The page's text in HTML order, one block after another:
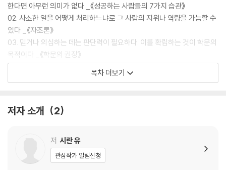
한다면 아무런 의미가 없다 _《성공하는 사람들의 7가지 습관》
02. 사소한 일을 어떻게 처리하느냐로 그 사람의 지위나 역량을 가늠할 수
있다 _《자조론》
03. 믿거나 의심하는 데는 판단력이 필요하다. 이를 확립하는 것이 학문의
목적이다 _《학문의 권장》
04. 인간이 목표를 향해 나아가게 만드는 힘은 ‘나는 그것을 달성할 수 있
다’는 신념에서 생긴다 _《위대한 생각의 힘》
06. 신념에 의해 소망은 틀림없는 현실이 된다 _《놓치고 싶지 않은 나의
07. 경쟁 상황에서는 낙관주의자가 비관주의자보다 높은 성과를 올린다 _
《학습된 낙관주의》
08. 나아가도 좋고 멈추어도 좋다. 결단을 내리는 것이 중요하다 _《길을
목차 더보기
저자 소개 2
저 시란 유
관심작가 알림신청